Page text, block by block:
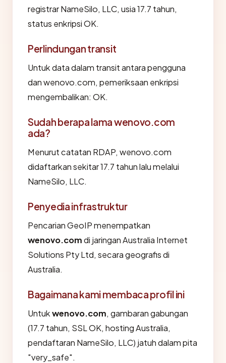
registrar NameSilo, LLC, usia 17.7 tahun,
status enkripsi OK.
Perlindungan transit
Untuk data dalam transit antara pengguna
dan wenovo.com, pemeriksaan enkripsi
mengembalikan: OK.
Sudah berapa lama wenovo.com
ada?
Menurut catatan RDAP, wenovo.com
didaftarkan sekitar 17.7 tahun lalu melalui
NameSilo, LLC.
Penyedia infrastruktur
Pencarian GeoIP menempatkan
wenovo.comdi jaringan Australia Internet
Solutions Pty Ltd, secara geografis di
Australia.
Bagaimana kami membaca profil ini
Untukwenovo.com, gambaran gabungan
(17.7 tahun, SSL OK, hosting Australia,
pendaftaran NameSilo, LLC) jatuh dalam pita
"very_safe".